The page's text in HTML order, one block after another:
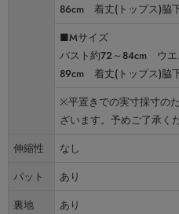
86cm 着丈(トップス)脇
■Mサイズ
バスト約72～84cm ウ
89cm 着丈(トップス)脇
※平置きでの実寸採寸の
ざいます。予めご了承く
伸縮性
なし
パット
あり
裏地
あり